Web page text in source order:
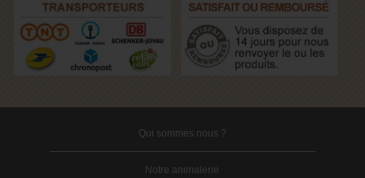
Qui sommes nous ?
Notre animalerie